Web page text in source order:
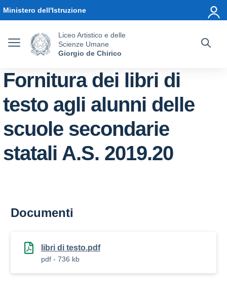
Ministero dell'Istruzione
Liceo Artistico e delle
Scienze Umane
Giorgio de Chirico
Fornitura dei libri di
testo agli alunni delle
scuole secondarie
statali A.S. 2019.20
Documenti
libri di testo.pdf
pdf - 736 kb